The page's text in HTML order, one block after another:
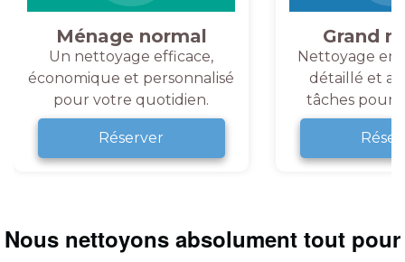
Ménage normal
Un nettoyage efficace,
économique et personnalisé
pour votre quotidien.
Réserver
Grand
Nettoyage en
détaillé et
tâches pour
Nous nettoyons absolument tout pour